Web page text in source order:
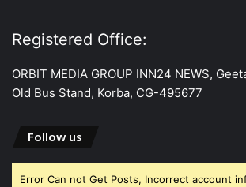
Registered Office:
ORBIT MEDIA GROUP INN24 NEWS,
Old Bus Stand, Korba, CG-495677
Follow us
Error Can not Get Posts, Incorrect account